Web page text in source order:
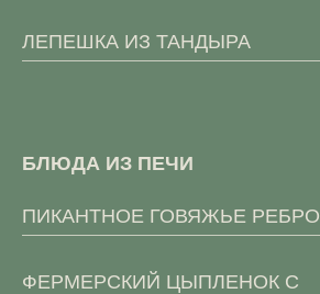
ЛЕПЕШКА ИЗ ТАНДЫРА
БЛЮДА ИЗ ПЕЧИ
ПИКАНТНОЕ ГОВЯЖЬЕ РЕБРО
ФЕРМЕРСКИЙ ЦЫПЛЕНОК С